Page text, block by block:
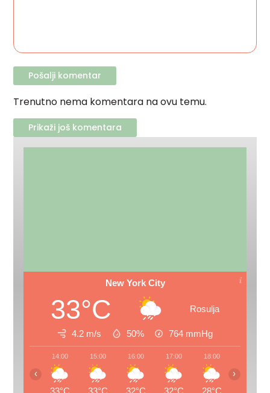
Trenutno nema komentara na ovu temu.
Prikaži još komentara
New York City
33°C Rosulja
4.2 m/s 50% 764 mmHg
14:00
33°C
15:00
33°C
16:00
32°C
17:00
32°C
18:00
28°C
‹ ›